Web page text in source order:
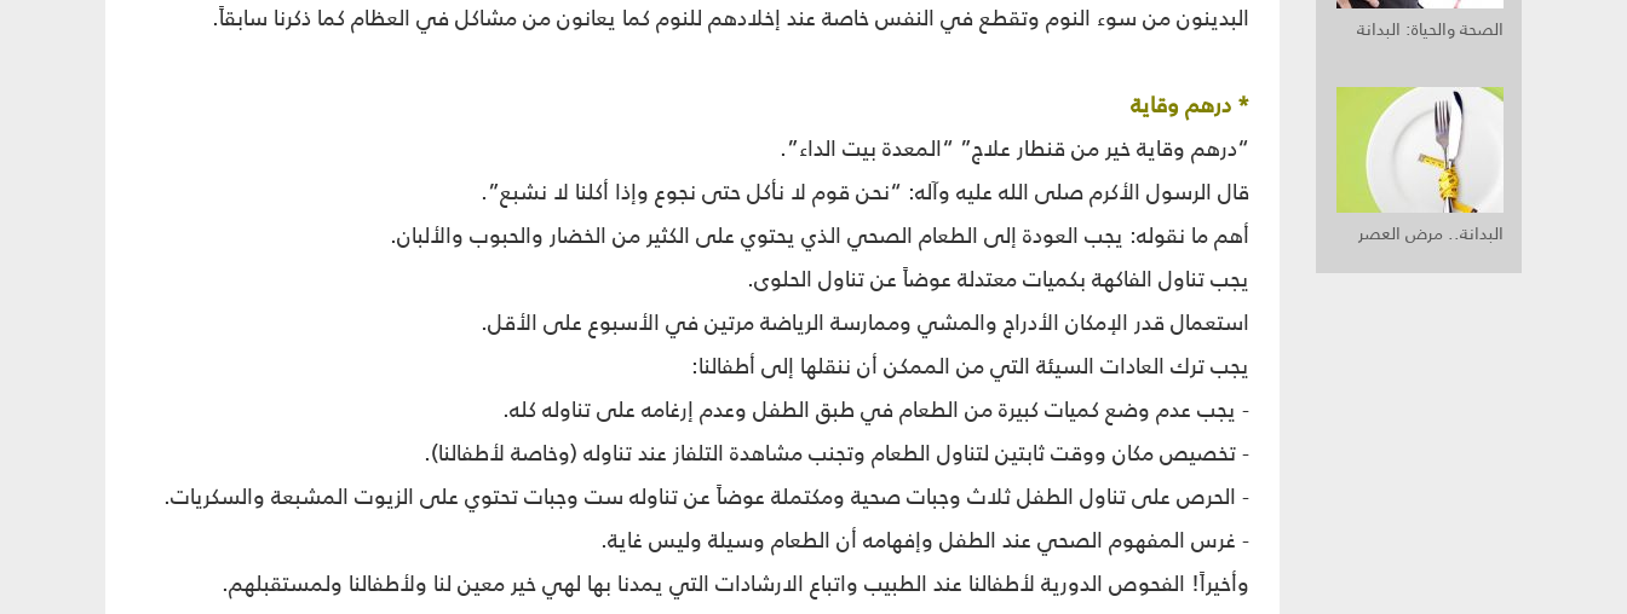
الصحة والحياة: البدانة
البدانة.. مرض العصر
البدينون من سوء النوم وتقطع في النفس خاصة عند إخلادهم للنوم كما يعانون من مشاكل في العظام كما ذكرنا سابقاً.
* درهم وقاية
“درهم وقاية خير من قنطار علاج” “المعدة بيت الداء”.
قال الرسول الأكرم صلى الله عليه وآله: “نحن قوم لا نأكل حتى نجوع وإذا أكلنا لا نشبع”.
أهم ما نقوله: يجب العودة إلى الطعام الصحي الذي يحتوي على الكثير من الخضار والحبوب والألبان.
يجب تناول الفاكهة بكميات معتدلة عوضاً عن تناول الحلوى.
استعمال قدر الإمكان الأدراج والمشي وممارسة الرياضة مرتين في الأسبوع على الأقل.
يجب ترك العادات السيئة التي من الممكن أن ننقلها إلى أطفالنا:
- يجب عدم وضع كميات كبيرة من الطعام في طبق الطفل وعدم إرغامه على تناوله كله.
- تخصيص مكان ووقت ثابتين لتناول الطعام وتجنب مشاهدة التلفاز عند تناوله (وخاصة لأطفالنا).
- الحرص على تناول الطفل ثلاث وجبات صحية ومكتملة عوضاً عن تناوله ست وجبات تحتوي على الزيوت المشبعة والسكريات.
- غرس المفهوم الصحي عند الطفل وإفهامه أن الطعام وسيلة وليس غاية.
وأخيراً! الفحوص الدورية لأطفالنا عند الطبيب واتباع الارشادات التي يمدنا بها لهي خير معين لنا ولأطفالنا ولمستقبلهم.